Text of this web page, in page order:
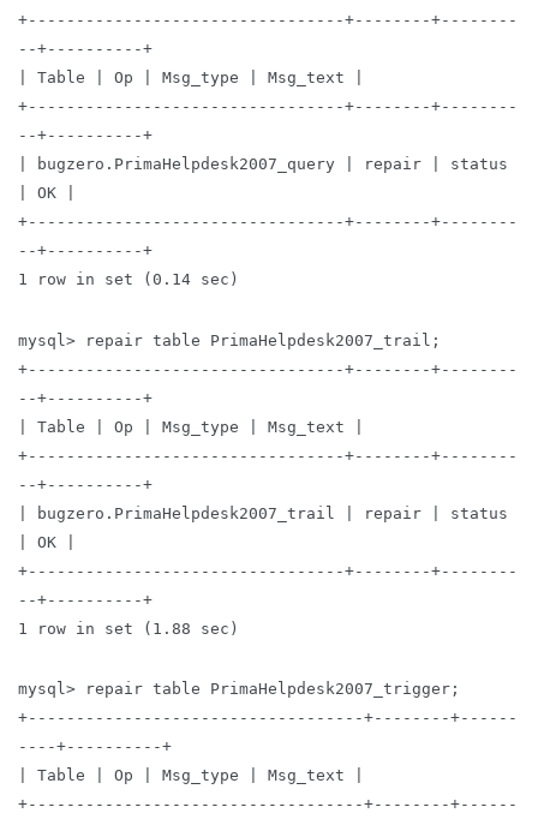
+---------------------------------+--------+--------
--+----------+
| Table | Op | Msg_type | Msg_text |
+---------------------------------+--------+--------
--+----------+
| bugzero.PrimaHelpdesk2007_query | repair | status
| OK |
+---------------------------------+--------+--------
--+----------+
1 row in set (0.14 sec)
mysql> repair table PrimaHelpdesk2007_trail;
+---------------------------------+--------+--------
--+----------+
| Table | Op | Msg_type | Msg_text |
+---------------------------------+--------+--------
--+----------+
| bugzero.PrimaHelpdesk2007_trail | repair | status
| OK |
+---------------------------------+--------+--------
--+----------+
1 row in set (1.88 sec)
mysql> repair table PrimaHelpdesk2007_trigger;
+-----------------------------------+--------+------
----+----------+
| Table | Op | Msg_type | Msg_text |
+-----------------------------------+--------+------